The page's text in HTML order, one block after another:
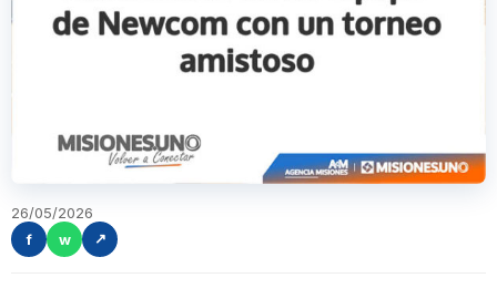
26/05/2026
f
w ↗